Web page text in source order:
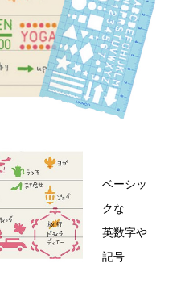
ベーシッ
クな
英数字や
記号